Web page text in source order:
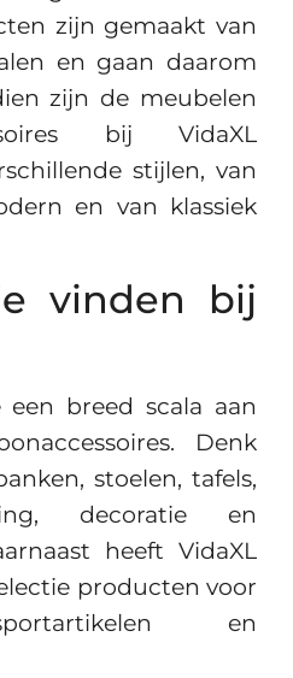
zijn gemaakt van
en gaan daarom
zijn de meubelen
bij VidaXL
stijlen, van
en van klassiek
vinden bij
breed scala aan
Denk
stoelen, tafels,
decoratie en
heeft VidaXL
producten voor
en